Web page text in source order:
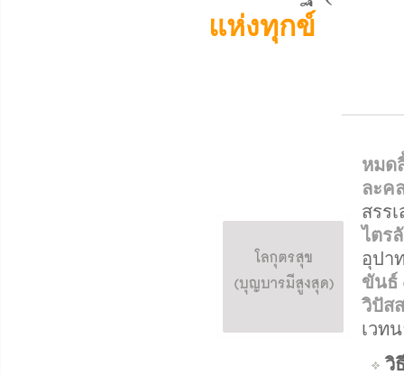
แห่งทุกข์
หมด
ละค
สรร
ไตร
อุปา
ขันธ์
วิปัส
เวท
วิ